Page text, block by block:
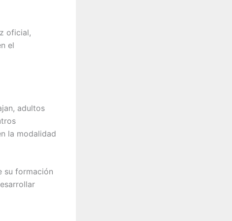
oficial,
el
adultos
la modalidad
su formación